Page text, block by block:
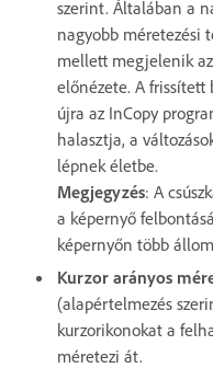
szerint. Általában a
nagyobb méretezési
mellett megjelenik
előnézete. A frissített
újra az InCopy
halasztja, a
lépnek életbe.
Megjegyzés: A
a képernyő
képernyőn több
Kurzor arányos
(alapértelmezés
kurzorikonokat a
méretezi át.